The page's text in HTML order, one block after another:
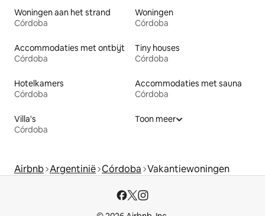
Woningen aan het strand
Córdoba
Woningen
Córdoba
Accommodaties met ontbijt
Córdoba
Tiny houses
Córdoba
Hotelkamers
Córdoba
Accommodaties met sauna
Córdoba
Villa's
Córdoba
Toon meer
Airbnb Argentinië Córdoba Vakantiewoningen